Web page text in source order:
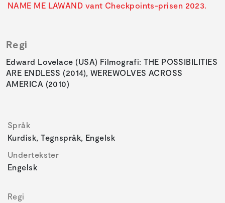
NAME ME LAWAND vant Checkpoints-prisen 2023.
Regi
Edward Lovelace (USA) Filmografi: THE POSSIBILITIES
ARE ENDLESS (2014), WEREWOLVES ACROSS
AMERICA (2010)
Språk
Kurdisk, Tegnspråk, Engelsk
Undertekster
Engelsk
Regi